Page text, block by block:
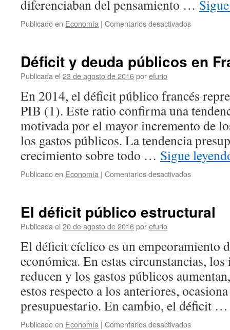
diferenciaban del pensamiento …
Publicado en Economía | Comentarios desactivados
Nueva
Déficit y deuda públicos en
Publicada el 23 de agosto de 2016porefurio
En 2014, el déficit público francés
PIB (1). Este ratio confirma una
motivada por el mayor incremento de
los gastos públicos. La tendencia
crecimiento sobre todo … Sigue
Publicado en Economía | Comentarios desactivados
públicos
El déficit público estructural
Publicada el 20 de agosto de 2016porefurio
El déficit cíclico es un empeoramiento
económica. En estas circunstancias,
reducen y los gastos públicos
estos respecto a los anteriores,
presupuestario. En cambio, el déficit
Publicado en Economía | Comentarios desactivados